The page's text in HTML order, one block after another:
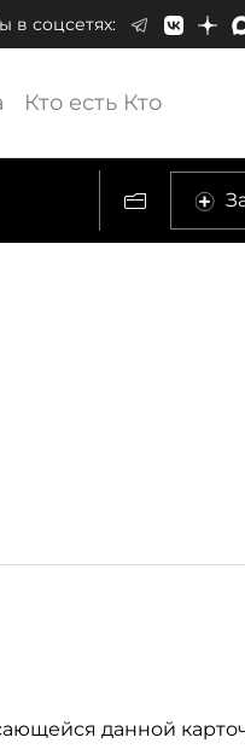
в соцсетях:
Кто есть Кто
данной